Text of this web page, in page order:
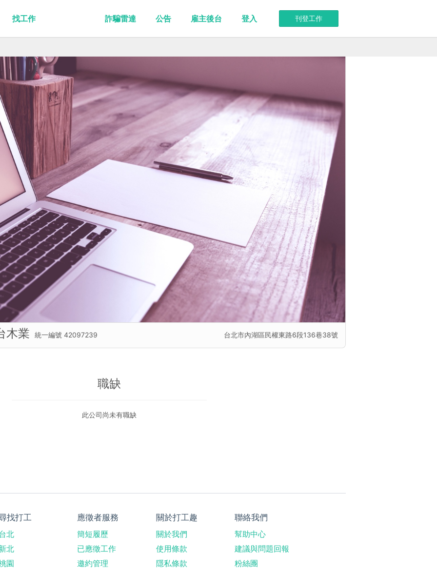
刊登工作
找工作 詐騙雷達 公告 雇主後台 登入
木業 統一編號 42097239 台北市內湖區民權東路6段136巷38號
職缺
此公司尚未有職缺
找打工
北
北
園
應徵者服務
簡短履歷
已應徵工作
邀約管理
關於打工趣
關於我們
使用條款
隱私條款
聯絡我們
幫助中心
建議與問題回報
粉絲團